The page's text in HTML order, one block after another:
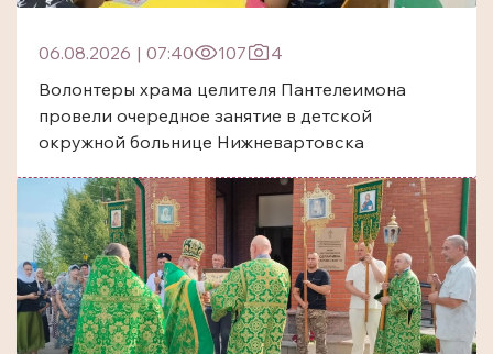
06.08.2026 | 07:40 107
4
Волонтеры храма целителя Пантелеимона
провели очередное занятие в детской
окружной больнице Нижневартовска